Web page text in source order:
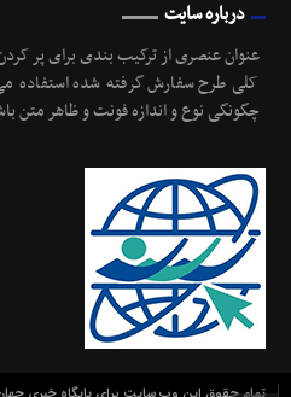
درباره سایت
عنوان عنصری از ترکیب بندی برای پر
کلی طرح سفارش گرفته شده استفاده می
چگونگی نوع و اندازه فونت و ظاهر متن